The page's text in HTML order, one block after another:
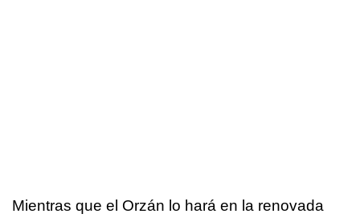
Mientras que el Orzán lo hará en la renovada